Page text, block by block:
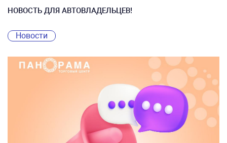
НОВОСТЬ ДЛЯ АВТОВЛАДЕЛЬЦЕВ!
Новости